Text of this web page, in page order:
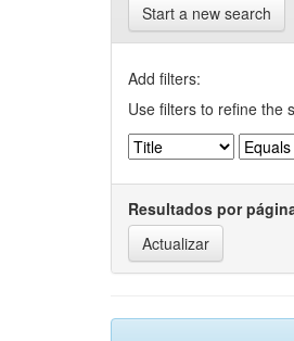
Start a new search
Add filters:
Use filters to refine the
Resultados por